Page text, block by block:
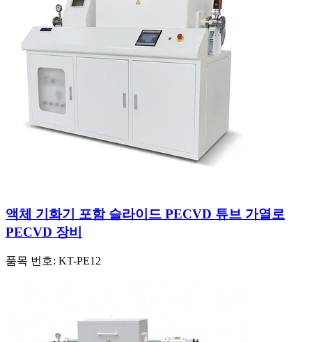
액체 기화기 포함 슬라이드 PECVD 튜브 가열로
PECVD 장비
품목 번호: KT-PE12